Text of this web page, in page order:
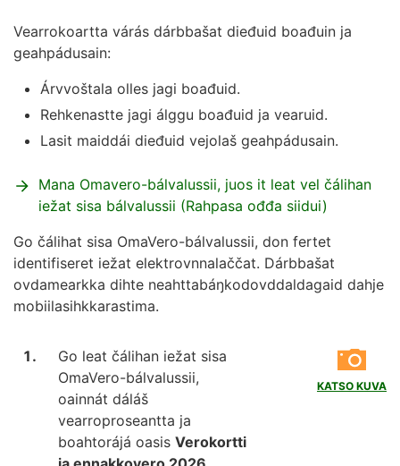
Vearrokoartta várás dárbbašat dieđuid boađuin ja
geahpádusain:
Árvvoštala olles jagi boađuid.
Rehkenastte jagi álggu boađuid ja vearuid.
Lasit maiddái dieđuid vejolaš geahpádusain.
Mana Omavero-bálvalussii, juos it leat vel čálihan
iežat sisa bálvalussii (Rahpasa ođđa siidui)
Go čálihat sisa OmaVero-bálvalussii, don fertet
identifiseret iežat elektrovnnalaččat. Dárbbašat
ovdamearkka dihte neahttabáŋkodovddaldagaid dahje
mobiilasihkkarastima.
KATSO KUVA
Go leat čálihan iežat sisa
OmaVero-bálvalussii,
oainnát dáláš
vearroproseantta ja
boahtorájá oasis Verokortti